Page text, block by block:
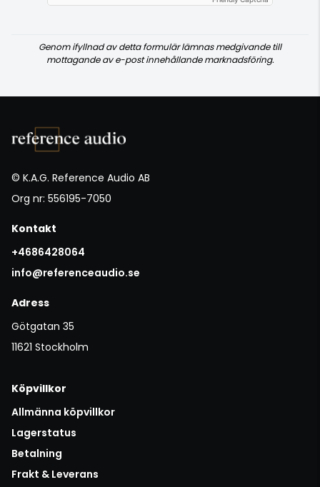
Genom ifyllnad av detta formulär lämnas medgivande till
mottagande av e-post innehållande marknadsföring.
© K.A.G. Reference Audio AB
Org nr: 556195-7050
Kontakt
+4686428064
info@referenceaudio.se
Adress
Götgatan 35
11621 Stockholm
Köpvillkor
Allmänna köpvillkor
Lagerstatus
Betalning
Frakt & Leverans